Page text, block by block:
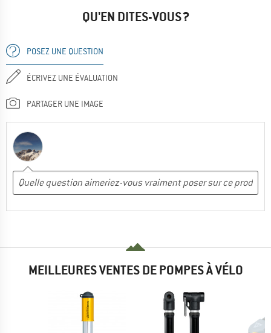
QU'EN DITES-VOUS ?
POSEZ UNE QUESTION
ÉCRIVEZ UNE ÉVALUATION
PARTAGER UNE IMAGE
MEILLEURES VENTES DE POMPES À VÉLO